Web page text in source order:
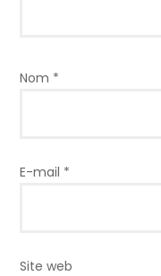
Nom *
E-mail *
Site web